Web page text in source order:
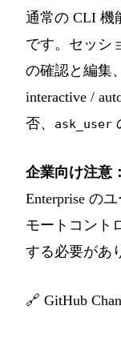
通常の CLI 機
です。セッシ
の確認と編集
interactive /
否、
ask_user
企業向け注意：
Enterprise の
モートコント
する必要があ
🔗 GitHub